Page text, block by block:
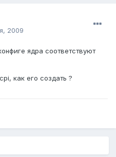
2009
ядра соответствуют
как его создать ?